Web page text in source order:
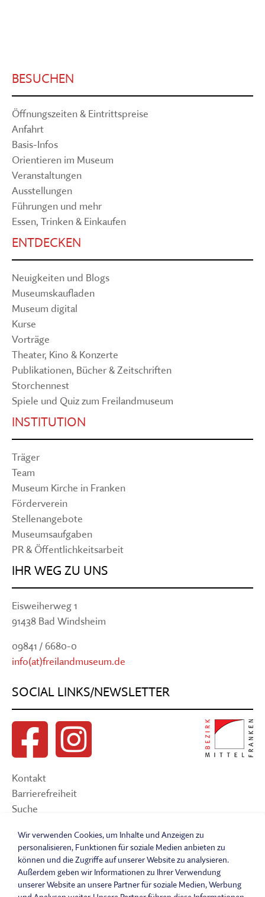
BESUCHEN
Öffnungszeiten & Eintrittspreise
Anfahrt
Basis-Infos
Orientieren im Museum
Veranstaltungen
Ausstellungen
Führungen und mehr
Essen, Trinken & Einkaufen
ENTDECKEN
Neuigkeiten und Blogs
Museumskaufladen
Museum digital
Kurse
Vorträge
Theater, Kino & Konzerte
Publikationen, Bücher & Zeitschriften
Storchennest
Spiele und Quiz zum Freilandmuseum
INSTITUTION
Träger
Team
Museum Kirche in Franken
Förderverein
Stellenangebote
Museumsaufgaben
PR & Öffentlichkeitsarbeit
IHR WEG ZU UNS
Eisweiherweg 1
91438 Bad Windsheim
09841 / 6680-0
info(at)freilandmuseum.de
SOCIAL LINKS/NEWSLETTER
Kontakt
Barrierefreiheit
Suche
Impressum
Datenschutzerklärung
Barrierefreiheitserklärung
Leichte Sprache
Wir verwenden Cookies, um Inhalte und Anzeigen zu
personalisieren, Funktionen für soziale Medien anbieten zu
können und die Zugriffe auf unserer Website zu analysieren.
Außerdem geben wir Informationen zu Ihrer Verwendung
unserer Website an unsere Partner für soziale Medien, Werbung